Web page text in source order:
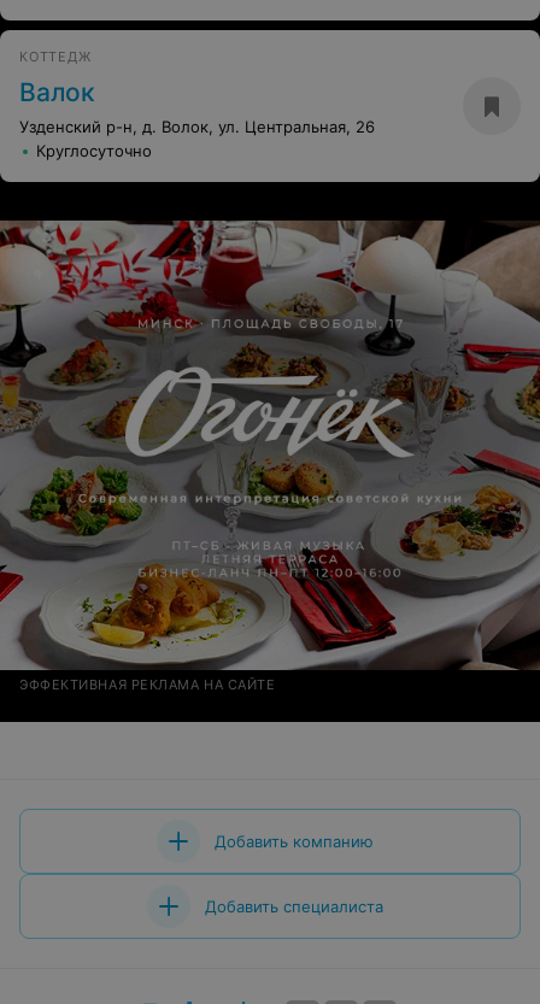
КОТТЕДЖ
Валок
Узденский р-н, д. Волок, ул. Центральная, 26
Круглосуточно
ЭФФЕКТИВНАЯ РЕКЛАМА НА САЙТЕ
Добавить компанию
Добавить специалиста